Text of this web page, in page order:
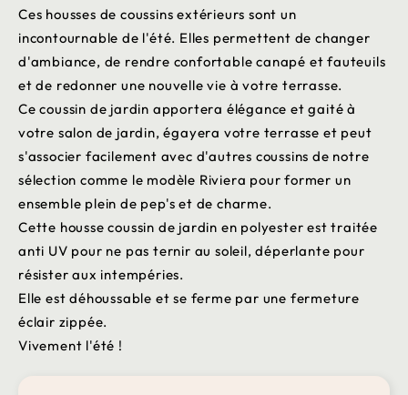
Ces housses de coussins extérieurs sont un
incontournable de l'été. Elles permettent de changer
d'ambiance, de rendre confortable canapé et fauteuils
et de redonner une nouvelle vie à votre terrasse.
Ce coussin de jardin apportera élégance et gaité à
votre salon de jardin, égayera votre terrasse et peut
s'associer facilement avec d'autres coussins de notre
sélection comme le modèle Riviera pour former un
ensemble plein de pep's et de charme.
Cette housse coussin de jardin en polyester est traitée
anti UV pour ne pas ternir au soleil, déperlante pour
résister aux intempéries.
Elle est déhoussable et se ferme par une fermeture
éclair zippée.
Vivement l'été !